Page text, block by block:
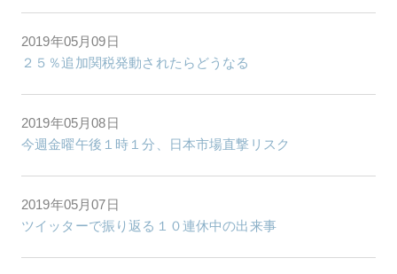
2019年05月09日
２５％追加関税発動されたらどうなる
2019年05月08日
今週金曜午後１時１分、日本市場直撃リスク
2019年05月07日
ツイッターで振り返る１０連休中の出来事